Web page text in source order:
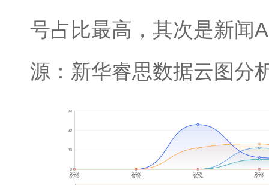
号占比最高，其次是新闻
源：新华睿思数据云图分